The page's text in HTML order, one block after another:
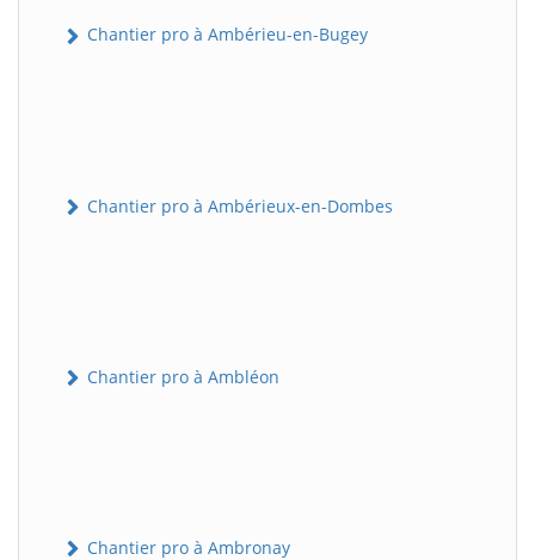
Chantier pro à Ambérieu-en-Bugey
Chantier pro à Ambérieux-en-Dombes
Chantier pro à Ambléon
Chantier pro à Ambronay